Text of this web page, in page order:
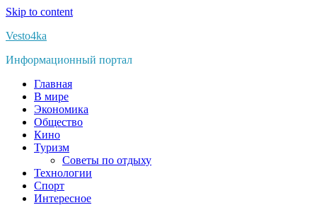
Skip to content
Vesto4ka
Информационный портал
Главная
В мире
Экономика
Общество
Кино
Туризм
Советы по отдыху
Технологии
Спорт
Интересное